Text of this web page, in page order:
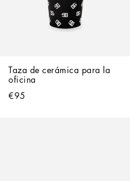
Taza de cerámica para la
oficina
€95